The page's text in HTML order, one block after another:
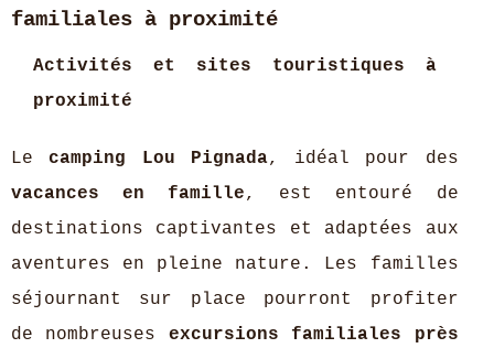
familiales à proximité
Activités et sites touristiques à
proximité
Lecamping Lou Pignada, idéal pour des
vacances en famille, est entouré de
destinations captivantes et adaptées aux
aventures en pleine nature. Les familles
séjournant sur place pourront profiter
de nombreuses excursions familiales près